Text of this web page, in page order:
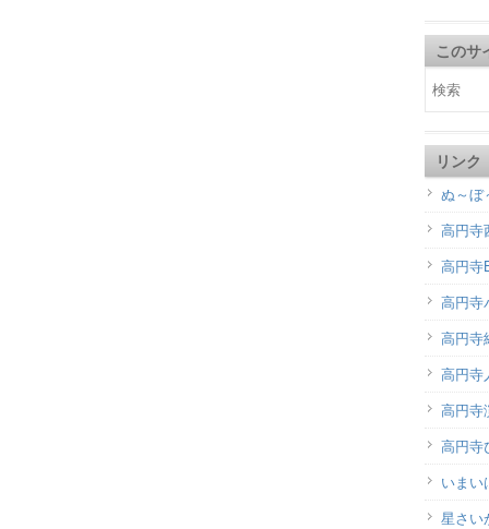
このサ
リンク
ぬ～ぼ
高円寺
高円寺
高円寺
高円寺
高円寺
高円寺
高円寺
いまい
星さい